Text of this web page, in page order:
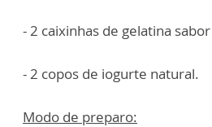
- 2 caixinhas de gelatina
- 2 copos de iogurte natural.
Modo de preparo: